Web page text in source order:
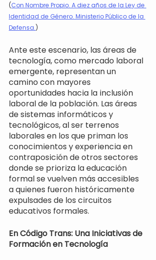
(Con Nombre Propio. A diez años de la Ley de
Identidad de Género. Ministerio Público de la
Defensa.)
Ante este escenario, las áreas de
tecnología, como mercado laboral
emergente, representan un
camino con mayores
oportunidades hacia la inclusión
laboral de la población. Las áreas
de sistemas informáticos y
tecnológicos, al ser terrenos
laborales en los que priman los
conocimientos y experiencia en
contraposición de otros sectores
donde se prioriza la educación
formal se vuelven más accesibles
a quienes fueron históricamente
expulsades de los circuitos
educativos formales.
En Código Trans: Una Iniciativas de
Formación en Tecnología